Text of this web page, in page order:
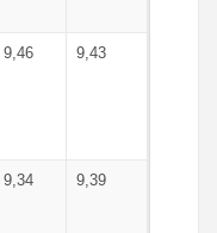
9,46 9,43
9,34 9,39